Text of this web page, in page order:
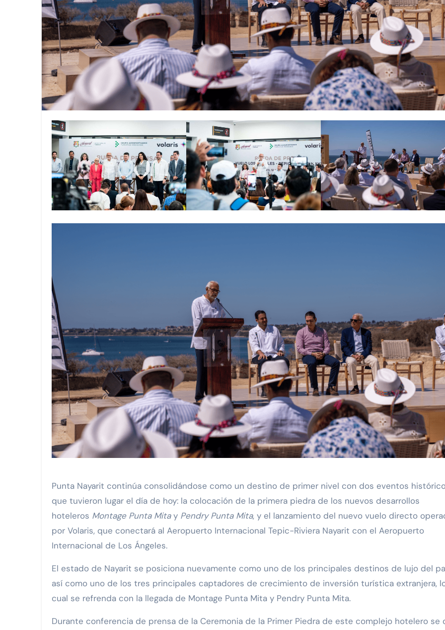
La Asociación Metropolitana de Agencias de Viaje organiza su Cuarto Encuentro de
Llénate de sabor, cultura y tradición en el Segundo Encuentro de Cocineras Tradicionales en
Más de 500 líderes de más de 50 países y territorios asisten al 56.º Foro Global de
Innovación y crecimiento: “Consolid y WTS unidos por el futuro del turismo” //PASAJERO A
Iberostar y Redexis activan la primera pila de combustible de hidrógeno verde en un hotel
Visit Oakland dio a conocer los resultados turísticos de 2025 en IMPACT 510: El Día del
Celebra Lufthansa 60 años de servicio en la Ciudad de México
Regresa la Feria Nacional del Sombrero (FENS), símbolo vivo de la mexicanidad
CONEXSTUR CONSOLIDA ALIANZAS Y REFUERZA LA PROVEEDURÍA EN EL TIANGUIS
Viva continúa fortaleciendo la conectividad de la ciudad de México (AIFA) con dos nuevas
Viva refrenda su compromiso con el turismo y la conectividad en Jalisco
Viva se prepara para la justa mundialista reforzando su conectividad internacional en
FIRMA DE CONVENIO DE COLABORACIÓN ENTRE SUSTAINABLE & SOCIAL TOURISM
GrupoBD refrenda su liderazgo organizacional al formar parte de Súper Empresas 2026
WTS y el Respaldo Consolidador: La Solución Integral para Agencias y Empresas en LatAm
Punta Nayarit continúa consolidándose como un destino de primer nivel con dos eventos históricos
que tuvieron lugar el día de hoy: la colocación de la primera piedra de los nuevos desarrollos
hoteleros Montage Punta Mitay Pendry Punta Mita, y el lanzamiento del nuevo vuelo directo
por Volaris, que conectará al Aeropuerto Internacional Tepic-Riviera Nayarit con el Aeropuerto
Internacional de Los Ángeles.
El estado de Nayarit se posiciona nuevamente como uno de los principales destinos de lujo del
así como uno de los tres principales captadores de crecimiento de inversión turística extranjera,
cual se refrenda con la llegada de Montage Punta Mita y Pendry Punta Mita.
Durante conferencia de prensa de la Ceremonia de la Primer Piedra de este complejo hotelero se